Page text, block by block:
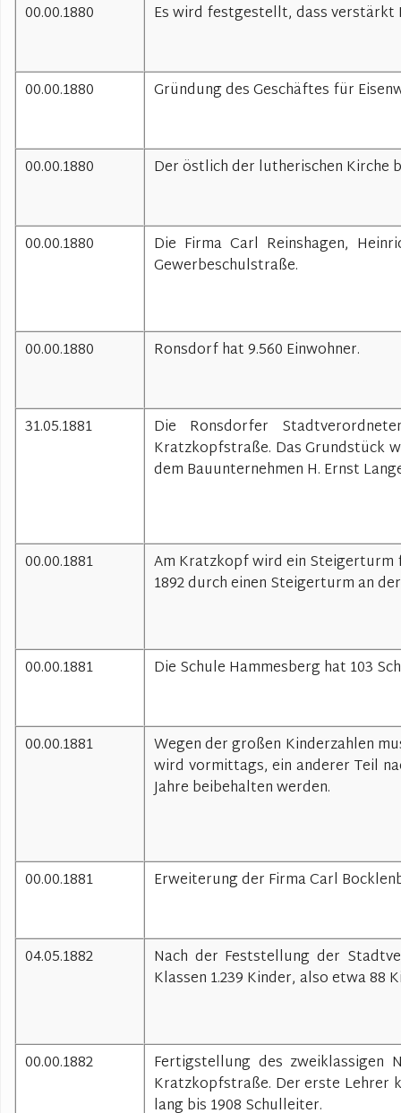
00.00.1880 Es wird festgestellt, dass verstärkt
00.00.1880 Gründung des Geschäftes für
00.00.1880 Der östlich der lutherischen Kirche
00.00.1880
Die Firma Carl Reinshagen,
Gewerbeschulstraße.
00.00.1880 Ronsdorf hat 9.560 Einwohner.
31.05.1881
Die Ronsdorfer
Kratzkopfstraße. Das Grundstück
dem Bauunternehmen H. Ernst
00.00.1881
Am Kratzkopf wird ein Steigerturm
1892 durch einen Steigerturm an
00.00.1881 Die Schule Hammesberg hat 103
00.00.1881
Wegen der großen Kinderzahlen
wird vormittags, ein anderer Teil
Jahre beibehalten werden.
00.00.1881 Erweiterung der Firma Carl
04.05.1882
Nach der Feststellung der
Klassen 1.239 Kinder, also etwa 88
00.00.1882
Fertigstellung des zweiklassigen
Kratzkopfstraße. Der erste Lehrer
lang bis 1908 Schulleiter.